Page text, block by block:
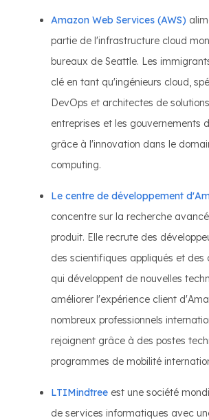
Amazon Web Services (AWS)
partie de l'infrastructure cloud
bureaux de Seattle. Les
clé en tant qu'ingénieurs cloud,
DevOps et architectes de
entreprises et les gouvernements
grâce à l'innovation dans le
computing.
Le centre de développement
concentre sur la recherche
produit. Elle recrute des
des scientifiques appliqués et des
qui développent de nouvelles
améliorer l'expérience client
nombreux professionnels
rejoignent grâce à des postes
programmes de mobilité
LTIMindtree est une société
de services informatiques avec